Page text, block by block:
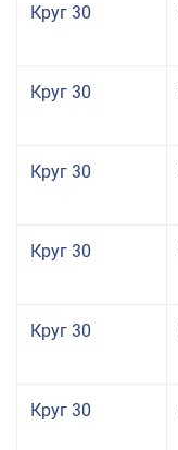
Круг 30
Круг 30
Круг 30
Круг 30
Круг 30
Круг 30